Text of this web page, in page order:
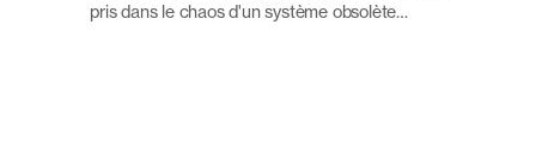
pris dans le chaos d'un système obsolète…